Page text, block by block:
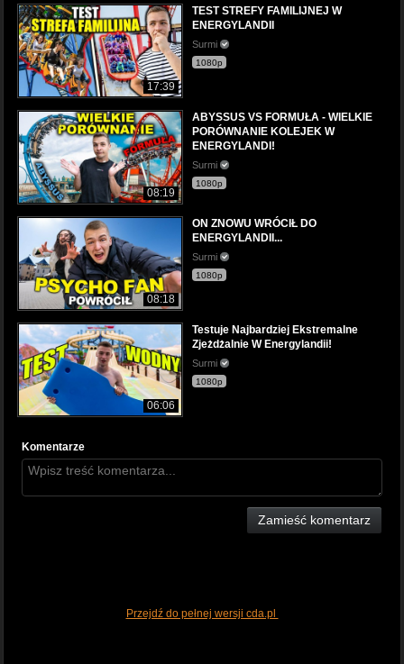
17:39
TEST STREFY FAMILIJNEJ W
ENERGYLANDII
Surmi
1080p
08:19
ABYSSUS VS FORMUŁA - WIELKIE
PORÓWNANIE KOLEJEK W
ENERGYLANDI!
Surmi
1080p
08:18
ON ZNOWU WRÓCIŁ DO
ENERGYLANDII...
Surmi
1080p
06:06
Testuje Najbardziej Ekstremalne
Zjeżdżalnie W Energylandii!
Surmi
1080p
Komentarze
Zamieść komentarz
Przejdź do pełnej wersji cda.pl